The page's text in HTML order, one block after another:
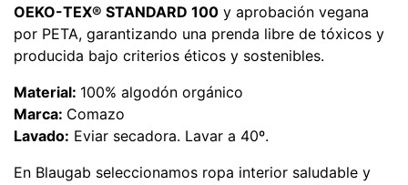
OEKO-TEX® STANDARD 100 y aprobación vegana
por PETA, garantizando una prenda libre de tóxicos y
producida bajo criterios éticos y sostenibles.
Material: 100% algodón orgánico
Marca: Comazo
Lavado: Eviar secadora. Lavar a 40º.
En Blaugab seleccionamos ropa interior saludable y